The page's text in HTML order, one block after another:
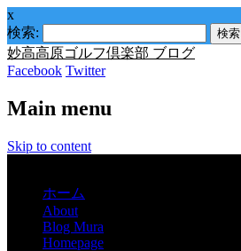
x
検索:
妙高高原ゴルフ倶楽部 ブログ
Facebook Twitter
Main menu
Skip to content
ホーム
About
Blog Mura
Homepage